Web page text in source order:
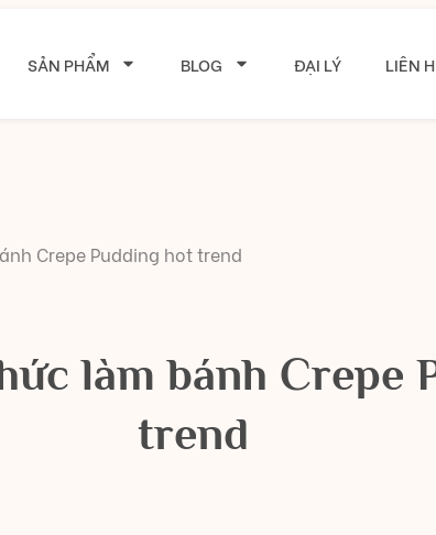
SẢN PHẨM BLOG ĐẠI LÝ LIÊN
Crepe Pudding hot trend
làm bánh Crepe
trend